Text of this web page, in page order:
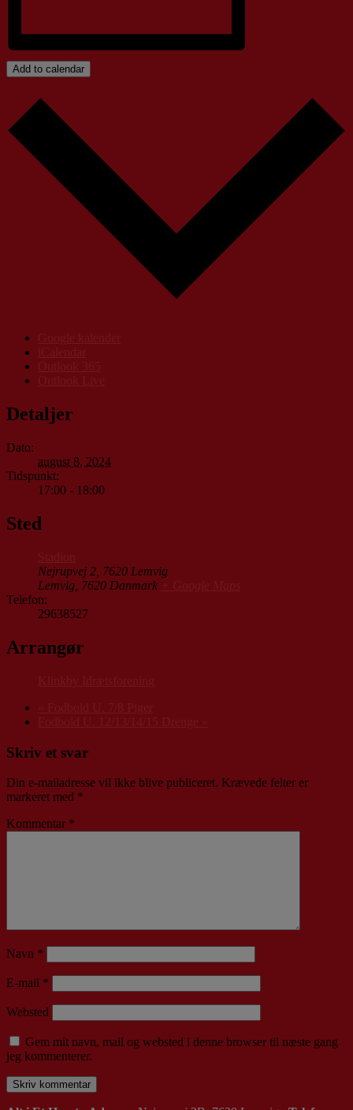
Add to calendar
Detaljer
Dato:
august 8, 2024
Tidspunkt:
17:00 - 18:00
Sted
Nejrupvej 2, 7620 Lemvig
Lemvig 7620 Danmark
Telefon:
29638527
Arrangør
Skriv et svar
Din e-mailadresse vil ikke blive publiceret. Krævede felter er
markeret med *
Kommentar *
Navn *
E-mail *
Websted
Gem mit navn, mail og websted i denne browser til næste gang
jeg kommenterer.